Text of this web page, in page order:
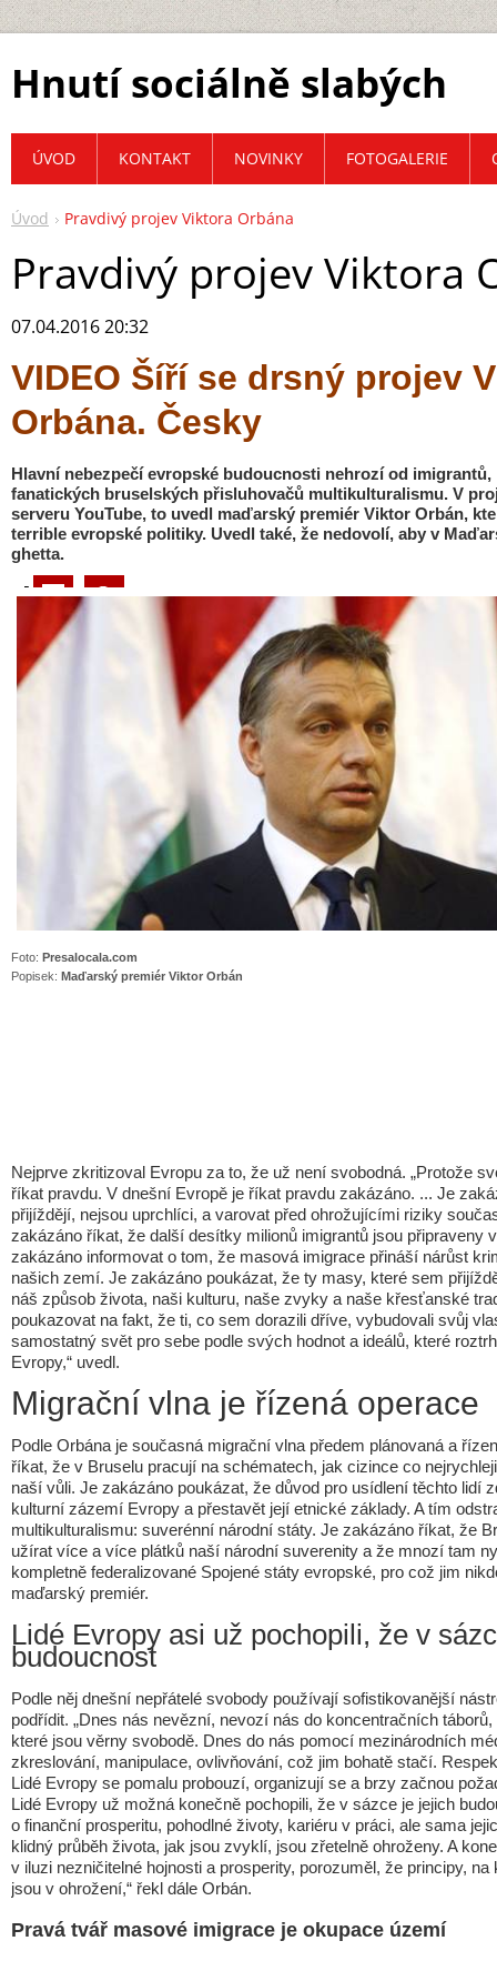
Hnutí sociálně slabých
Úvod Pravdivý projev Viktora Orbána
Pravdivý projev Viktora
07.04.2016 20:32
VIDEO Šíří se drsný projev
Orbána. Česky
Hlavní nebezpečí evropské budoucnosti nehrozí od
fanatických bruselských přisluhovačů multikulturalismu. V
serveru YouTube, to uvedl maďarský premiér Viktor Orbán,
terrible evropské politiky. Uvedl také, že nedovolí, aby v
ghetta.
Foto: Presalocala.com
Popisek: Maďarský premiér Viktor Orbán
Nejprve zkritizoval Evropu za to, že už není svobodná. „Protože
říkat pravdu. V dnešní Evropě je říkat pravdu zakázáno. ... Je
přijíždějí, nejsou uprchlíci, a varovat před ohrožujícími riziky
zakázáno říkat, že další desítky milionů imigrantů jsou připraveny
zakázáno informovat o tom, že masová imigrace přináší nárůst
našich zemí. Je zakázáno poukázat, že ty masy, které sem
náš způsob života, naši kulturu, naše zvyky a naše křesťanské
poukazovat na fakt, že ti, co sem dorazili dříve, vybudovali svůj
samostatný svět pro sebe podle svých hodnot a ideálů, které
Evropy,“ uvedl.
Migrační vlna je řízená operace
Podle Orbána je současná migrační vlna předem plánovaná a
říkat, že v Bruselu pracují na schématech, jak cizince co
naší vůli. Je zakázáno poukázat, že důvod pro usídlení těchto lidí
kulturní zázemí Evropy a přestavět její etnické základy. A tím
multikulturalismu: suverénní národní státy. Je zakázáno říkat, že
užírat více a více plátků naší národní suverenity a že mnozí tam
kompletně federalizované Spojené státy evropské, pro což jim
maďarský premiér.
Lidé Evropy asi už pochopili, že v
budoucnost
Podle něj dnešní nepřátelé svobody používají sofistikovanější
podřídit. „Dnes nás nevězní, nevozí nás do koncentračních
které jsou věrny svobodě. Dnes do nás pomocí mezinárodních
zkreslování, manipulace, ovlivňování, což jim bohatě stačí.
Lidé Evropy se pomalu probouzí, organizují se a brzy začnou
Lidé Evropy už možná konečně pochopili, že v sázce je jejich
o finanční prosperitu, pohodlné životy, kariéru v práci, ale sama
klidný průběh života, jak jsou zvyklí, jsou zřetelně ohroženy. A
v iluzi nezničitelné hojnosti a prosperity, porozuměl, že principy,
jsou v ohrožení,“ řekl dále Orbán.
Pravá tvář masové imigrace je okupace území
ÚVOD KONTAKT NOVINKY FOTOGALERIE